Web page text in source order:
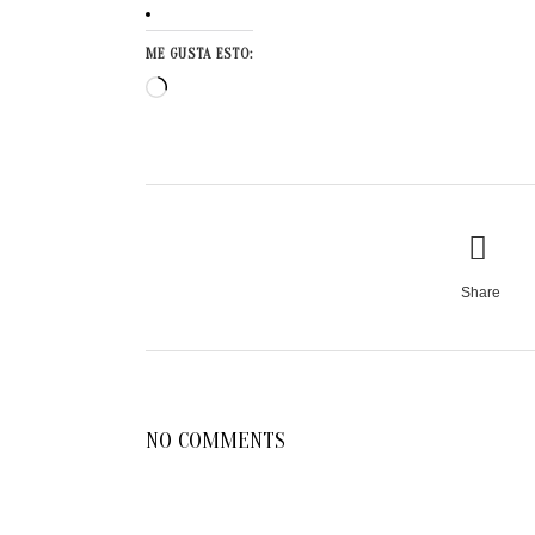
ME GUSTA ESTO:
Cargando...
Share
NO COMMENTS